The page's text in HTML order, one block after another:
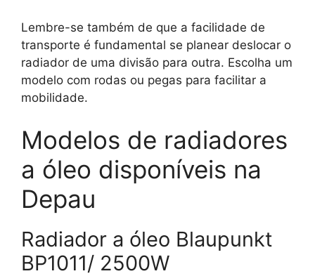
Lembre-se também de que a facilidade de
transporte é fundamental se planear deslocar o
radiador de uma divisão para outra. Escolha um
modelo com rodas ou pegas para facilitar a
mobilidade.
Modelos de radiadores
a óleo disponíveis na
Depau
Radiador a óleo Blaupunkt
BP1011/ 2500W